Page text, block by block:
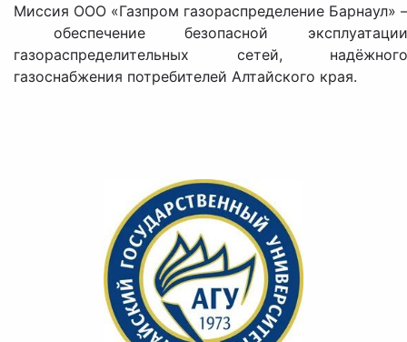
Миссия ООО «Газпром газораспределение Барнаул» –
обеспечение безопасной эксплуатации
газораспределительных сетей, надёжного
газоснабжения потребителей Алтайского края.